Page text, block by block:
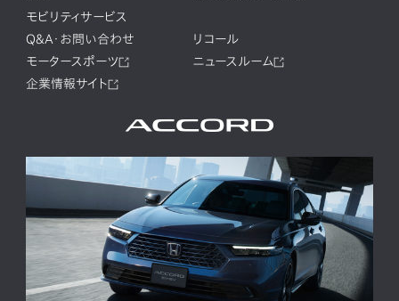
モビリティサービス
Q&A・お問い合わせ
リコール
モータースポーツ
ニュースルーム
企業情報サイト